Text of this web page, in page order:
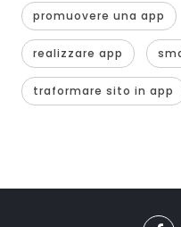
promuovere una app
realizzare app
traformare sito in app